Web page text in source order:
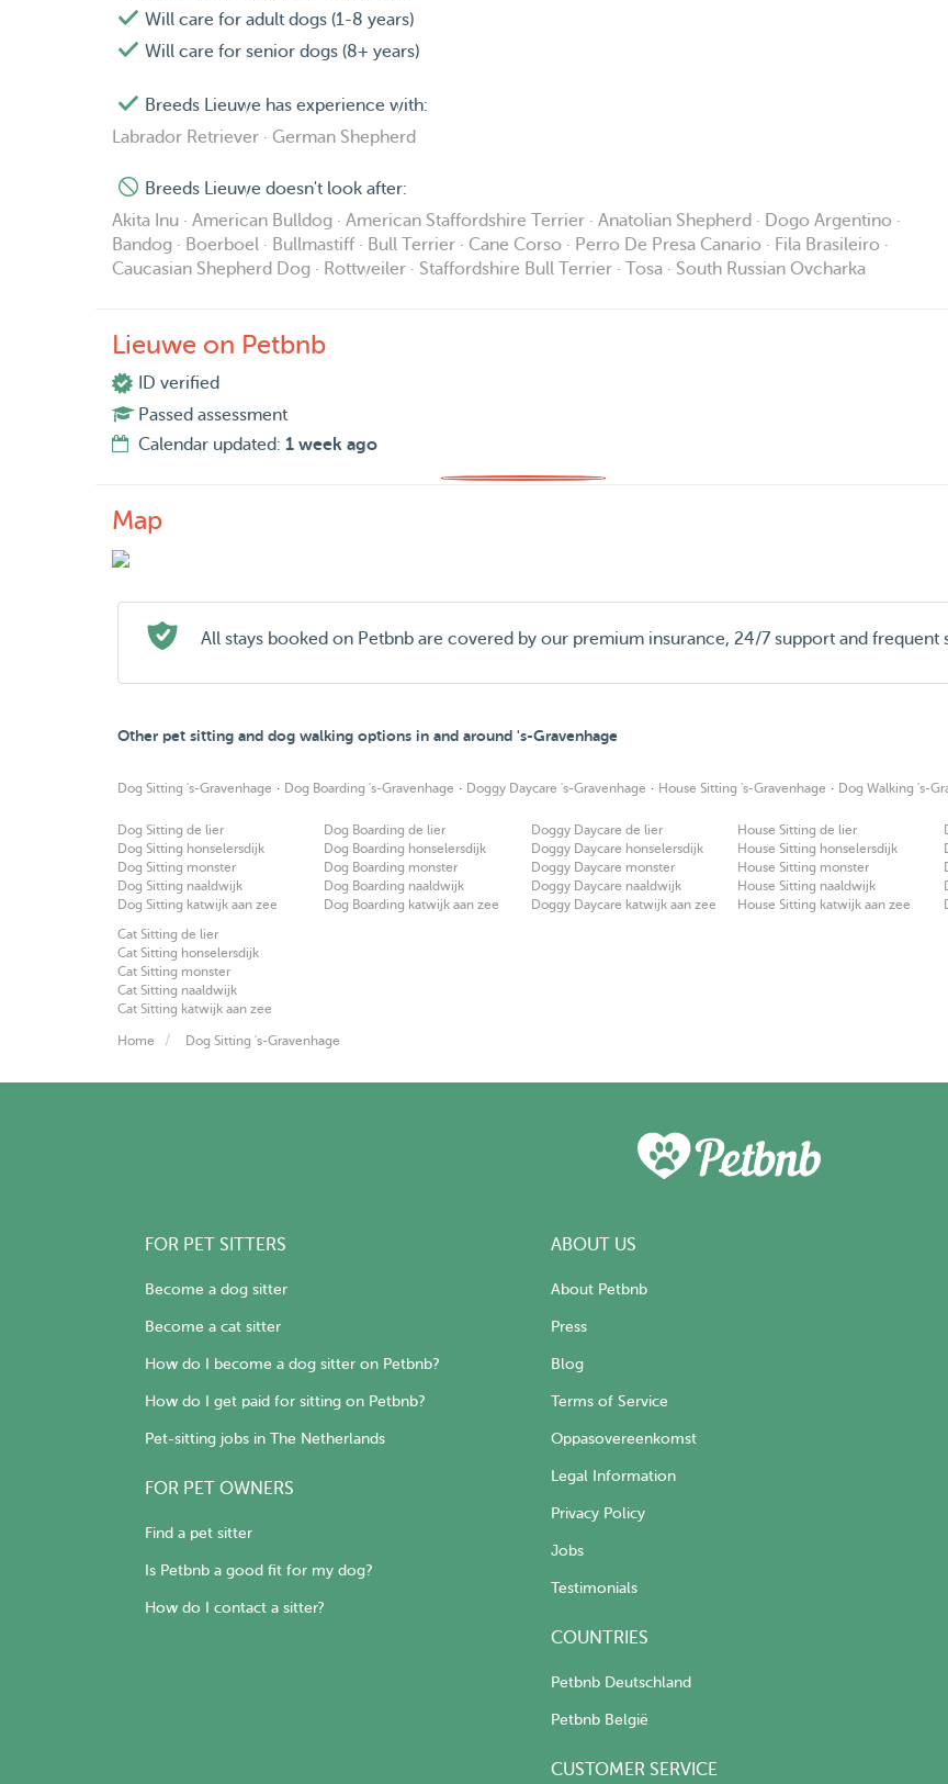
Will care for adult dogs (1-8 years)
Will care for senior dogs (8+ years)
Breeds Lieuwe has experience with:
Labrador Retriever · German Shepherd
Breeds Lieuwe doesn't look after:
Akita Inu · American Bulldog · American Staffordshire Terrier · Anatolian Shepherd · Dogo Argentino ·
Bandog · Boerboel · Bullmastiff · Bull Terrier · Cane Corso · Perro De Presa Canario · Fila Brasileiro ·
Caucasian Shepherd Dog · Rottweiler · Staffordshire Bull Terrier · Tosa · South Russian Ovcharka
Lieuwe on Petbnb
ID verified
Passed assessment
Calendar updated: 1 week ago
Map
All stays booked on Petbnb are covered by our premium insurance, 24/7 support and frequent
Other pet sitting and dog walking options in and around 's-Gravenhage
Dog Sitting 's-Gravenhage · Dog Boarding 's-Gravenhage · Doggy Daycare 's-Gravenhage · House Sitting 's-Gravenhage · Dog Walking 's-
Dog Sitting de lier
Dog Sitting honselersdijk
Dog Sitting monster
Dog Sitting naaldwijk
Dog Sitting katwijk aan zee
Dog Boarding de lier
Dog Boarding honselersdijk
Dog Boarding monster
Dog Boarding naaldwijk
Dog Boarding katwijk aan zee
Doggy Daycare de lier
Doggy Daycare honselersdijk
Doggy Daycare monster
Doggy Daycare naaldwijk
Doggy Daycare katwijk aan zee
House Sitting de lier
House Sitting honselersdijk
House Sitting monster
House Sitting naaldwijk
House Sitting katwijk aan zee
Cat Sitting de lier
Cat Sitting honselersdijk
Cat Sitting monster
Cat Sitting naaldwijk
Cat Sitting katwijk aan zee
Home Dog Sitting 's-Gravenhage
FOR PET SITTERS
Become a dog sitter
Become a cat sitter
How do I become a dog sitter on Petbnb?
How do I get paid for sitting on Petbnb?
Pet-sitting jobs in The Netherlands
FOR PET OWNERS
Find a pet sitter
Is Petbnb a good fit for my dog?
How do I contact a sitter?
ABOUT US
About Petbnb
Press
Blog
Terms of Service
Oppasovereenkomst
Legal Information
Privacy Policy
Jobs
Testimonials
COUNTRIES
Petbnb Deutschland
Petbnb België
CUSTOMER SERVICE